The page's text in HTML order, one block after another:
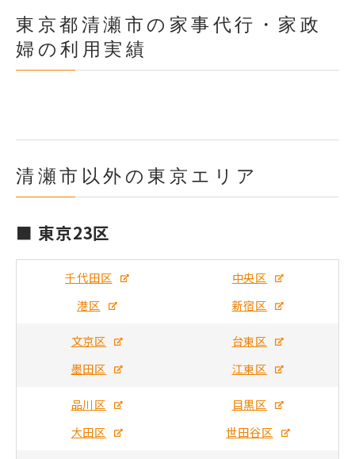
東京都清瀬市の家事代行・家政
婦の利用実績
清瀬市以外の東京エリア
■ 東京23区
千代田区
中央区
港区
新宿区
文京区
台東区
墨田区
江東区
品川区
目黒区
大田区
世田谷区